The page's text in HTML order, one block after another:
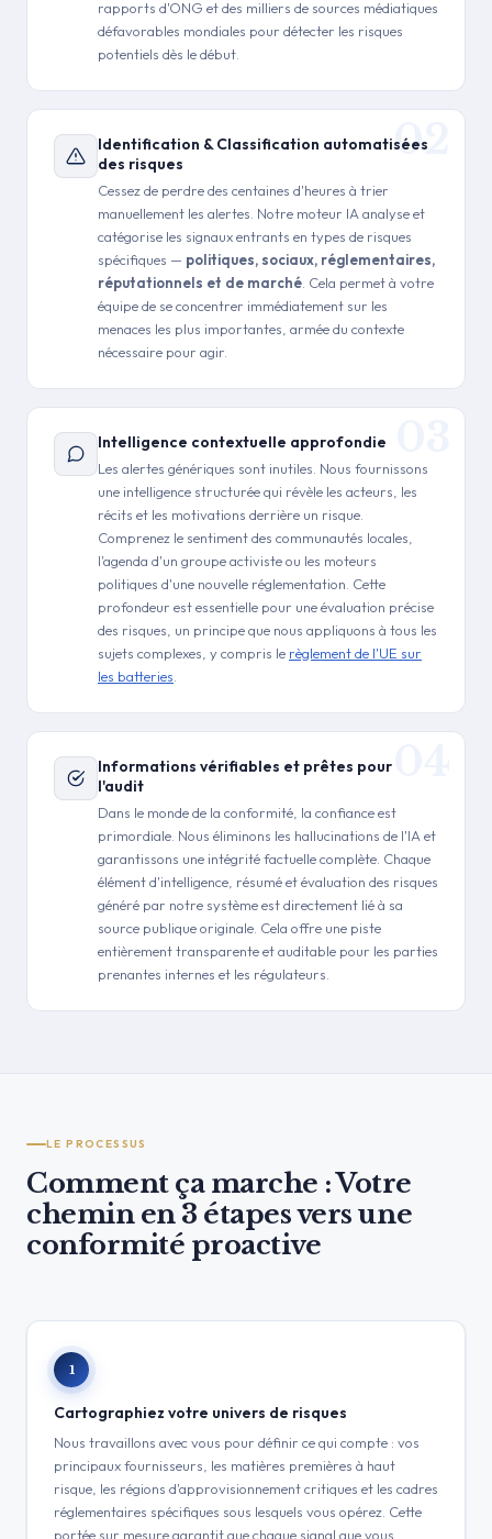
rapports d'ONG et des milliers de sources médiatiques
défavorables mondiales pour détecter les risques
potentiels dès le début.
Identification & Classification automatisées
des risques
Cessez de perdre des centaines d'heures à trier
manuellement les alertes. Notre moteur IA analyse et
catégorise les signaux entrants en types de risques
spécifiques — politiques, sociaux, réglementaires,
réputationnels et de marché . Cela permet à votre
équipe de se concentrer immédiatement sur les
menaces les plus importantes, armée du contexte
nécessaire pour agir.
Intelligence contextuelle approfondie
Les alertes génériques sont inutiles. Nous fournissons
une intelligence structurée qui révèle les acteurs, les
récits et les motivations derrière un risque.
Comprenez le sentiment des communautés locales,
l'agenda d'un groupe activiste ou les moteurs
politiques d'une nouvelle réglementation. Cette
profondeur est essentielle pour une évaluation précise
des risques, un principe que nous appliquons à tous les
sujets complexes, y compris le règlement de l'UE sur
les batteries
Informations vérifiables et prêtes pour
l'audit
Dans le monde de la conformité, la confiance est
primordiale. Nous éliminons les hallucinations de l'IA et
garantissons une intégrité factuelle complète. Chaque
élément d'intelligence, résumé et évaluation des risques
généré par notre système est directement lié à sa
source publique originale. Cela offre une piste
entièrement transparente et auditable pour les parties
prenantes internes et les régulateurs.
LE PROCESSUS
Comment ça marche : Votre
chemin en 3 étapes vers une
conformité proactive
1
Cartographiez votre univers de risques
Nous travaillons avec vous pour définir ce qui compte : vos
principaux fournisseurs, les matières premières à haut
risque, les régions d'approvisionnement critiques et les cadres
réglementaires spécifiques sous lesquels vous opérez. Cette
portée sur mesure garantit que chaque signal que vous